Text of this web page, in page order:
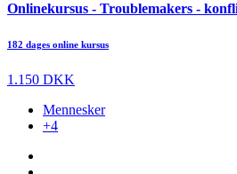
Onlinekursus - Troublemakers -
182 dages online kursus
1.150 DKK
Mennesker
+4